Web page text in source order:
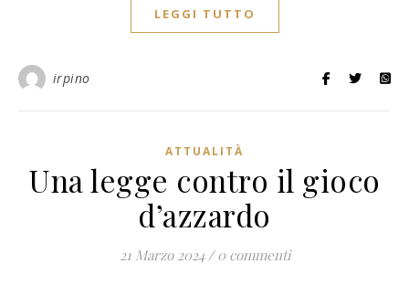
LEGGI TUTTO
irpino
ATTUALITÀ
Una legge contro il gioco
d’azzardo
21 Marzo 2024 / 0 commenti